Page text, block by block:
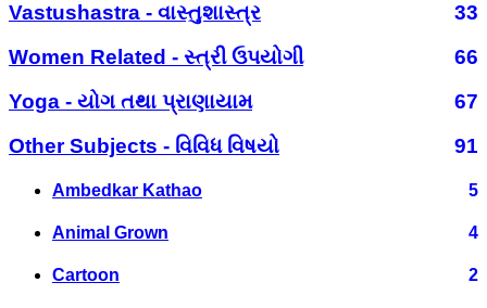
Vastushastra - વાસ્તુશાસ્ત્ર
33
Women Related - સ્ત્રી ઉપયોગી
66
Yoga - યોગ તથા પ્રાણાયામ
67
Other Subjects - વિવિધ વિષયો
91
Ambedkar Kathao 5
Animal Grown 4
Cartoon 2